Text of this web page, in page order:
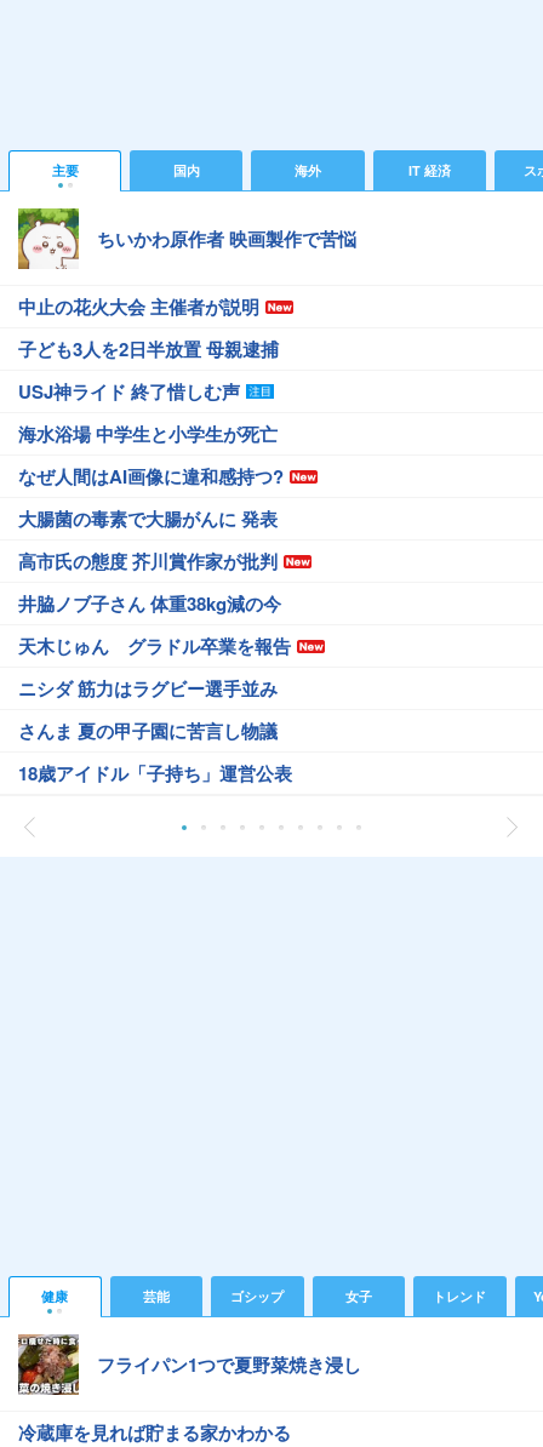
主要 国内 海外 IT 経済 ス
ちいかわ原作者 映画製作で苦悩
中止の花火大会 主催者が説明
子ども3人を2日半放置 母親逮捕
USJ神ライド 終了惜しむ声
海水浴場 中学生と小学生が死亡
なぜ人間はAI画像に違和感持つ?
大腸菌の毒素で大腸がんに 発表
高市氏の態度 芥川賞作家が批判
井脇ノブ子さん 体重38kg減の今
天木じゅん グラドル卒業を報告
ニシダ 筋力はラグビー選手並み
さんま 夏の甲子園に苦言し物議
18歳アイドル「子持ち」運営公表
健康 芸能 ゴシップ 女子 トレンド
フライパン1つで夏野菜焼き浸し
冷蔵庫を見れば貯まる家かわかる